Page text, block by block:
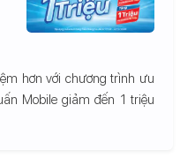
hơn với chương trình ưu
Mobile giảm đến 1 triệu